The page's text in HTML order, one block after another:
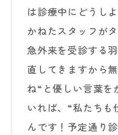
は診療中にどうし
かねたスタッフが
急外来を受診する
直してきますから
ね“と優しい言葉を
いれば、“私たちも
んです！予定通り